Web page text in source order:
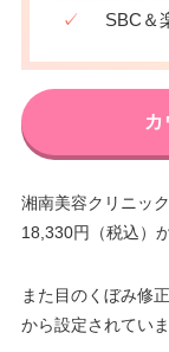
✓ SBC＆
湘南美容クリニッ
18,330円（税込）
また目のくぼみ修
から設定されていま